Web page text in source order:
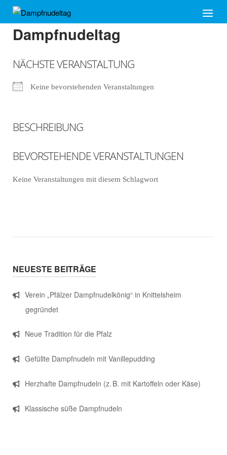
Skip
content
Home Menu
Dampfnudeltag
NÄCHSTE VERANSTALTUNG
Keine bevorstehenden Veranstaltungen
BESCHREIBUNG
BEVORSTEHENDE VERANSTALTUNGEN
Keine Veranstaltungen mit diesem Schlagwort
NEUESTE BEITRÄGE
Verein „Pfälzer Dampfnudelkönig“ in Knittelsheim
gegründet
Neue Tradition für die Pfalz
Gefüllte Dampfnudeln mit Vanillepudding
Herzhafte Dampfnudeln (z. B. mit Kartoffeln oder Käse)
Klassische süße Dampfnudeln